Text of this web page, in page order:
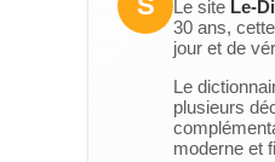
Le site Le-
30 ans,
jour et de
Le
plusieurs
moderne et